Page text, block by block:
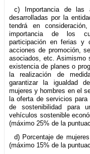
c) Importancia de las
desarrolladas por la
tendrá en
importancia de los
participación en ferias y
acciones de promoción,
asociados, etc. Asimismo
existencia de planes o
la realización de
garantizar la igualdad
mujeres y hombres en el
la oferta de servicios
de sostenibilidad para
vehículos sostenible
(máximo 25% de la
d) Porcentaje de
(máximo 15% de la